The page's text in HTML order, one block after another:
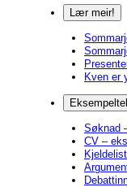
Lær meir!
Kven er
Søknad
CV –